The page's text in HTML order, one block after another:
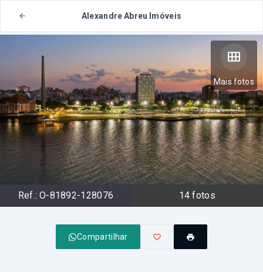
Alexandre Abreu Imóveis
Mais fotos
Ref.: O-81892-128076 14 fotos
Compartilhar